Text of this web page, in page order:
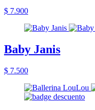
$ 7.900
Baby Janis
$ 7.500